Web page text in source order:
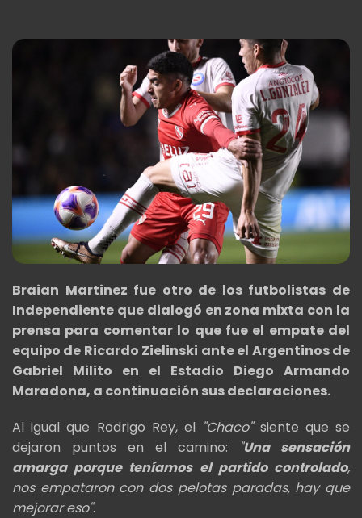
Braian Martinez fue otro de los futbolistas de
Independiente que dialogó en zona mixta con la
prensa para comentar lo que fue el empate del
equipo de Ricardo Zielinski ante el Argentinos de
Gabriel Milito en el Estadio Diego Armando
Maradona, a continuación sus declaraciones.
Al igual que Rodrigo Rey, el "Chaco"siente que se
dejaron puntos en el camino:
"Una sensación
amarga porque teníamos el partido controlado,
nos empataron con dos pelotas paradas, hay que
mejorar eso".